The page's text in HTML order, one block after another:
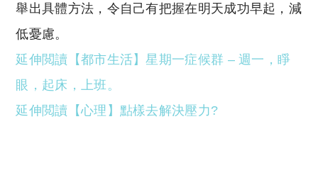
舉出具體方法，令自己有把握在明天成功早起，減
低憂慮。
延伸閲讀【都市生活】星期一症候群 – 週一，睜
眼，起床，上班。
延伸閲讀【心理】點樣去解決壓力?